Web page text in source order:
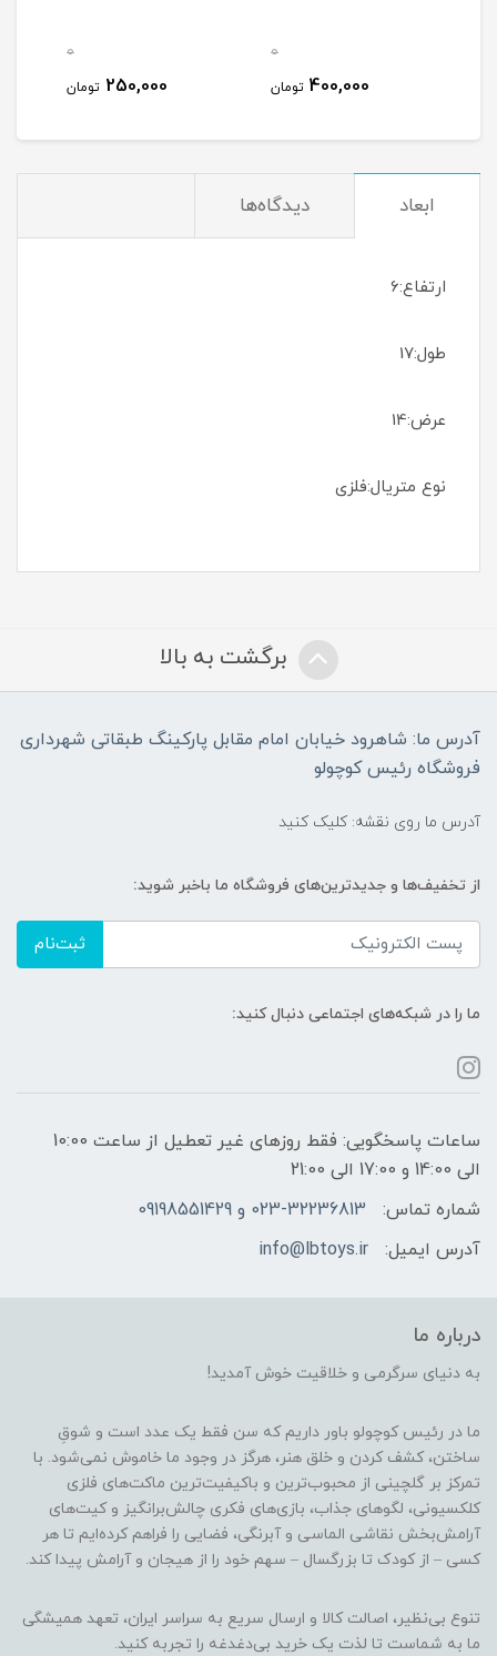
0
400,000 تومان
0
250,000 تومان
ابعاد دیدگاه‌ها
ارتفاع:6
طول:17
عرض:14
نوع متریال:فلزی
برگشت به بالا
آدرس ما: شاهرود خیابان امام مقابل پارکینگ طبقاتی شهرداری
فروشگاه رئیس کوچولو
آدرس ما روی نقشه: کلیک کنید
از تخفیف‌ها و جدیدترین‌های فروشگاه ما باخبر شوید:
ثبت‌نام
ما را در شبکه‌های اجتماعی دنبال کنید:
ساعات پاسخگویی: فقط روزهای غیر تعطیل از ساعت 10:00
الی 14:00 و 17:00 الی 21:00
شماره تماس:
023-32236813 و 09198551429
آدرس ایمیل:
info@lbtoys.ir
درباره ما
به دنیای سرگرمی و خلاقیت خوش آمدید!
ما در رئیس کوچولو باور داریم که سن فقط یک عدد است و شوقِ
ساختن، کشف کردن و خلق هنر، هرگز در وجود ما خاموش نمی‌شود. با
تمرکز بر گلچینی از محبوب‌ترین و باکیفیت‌ترین ماکت‌های فلزی
کلکسیونی، لگوهای جذاب، بازی‌های فکری چالش‌برانگیز و کیت‌های
آرامش‌بخش نقاشی الماسی و آبرنگی، فضایی را فراهم کرده‌ایم تا هر
کسی – از کودک تا بزرگسال – سهم خود را از هیجان و آرامش پیدا کند.
تنوع بی‌نظیر، اصالت کالا و ارسال سریع به سراسر ایران، تعهد همیشگی
ما به شماست تا لذت یک خرید بی‌دغدغه را تجربه کنید.